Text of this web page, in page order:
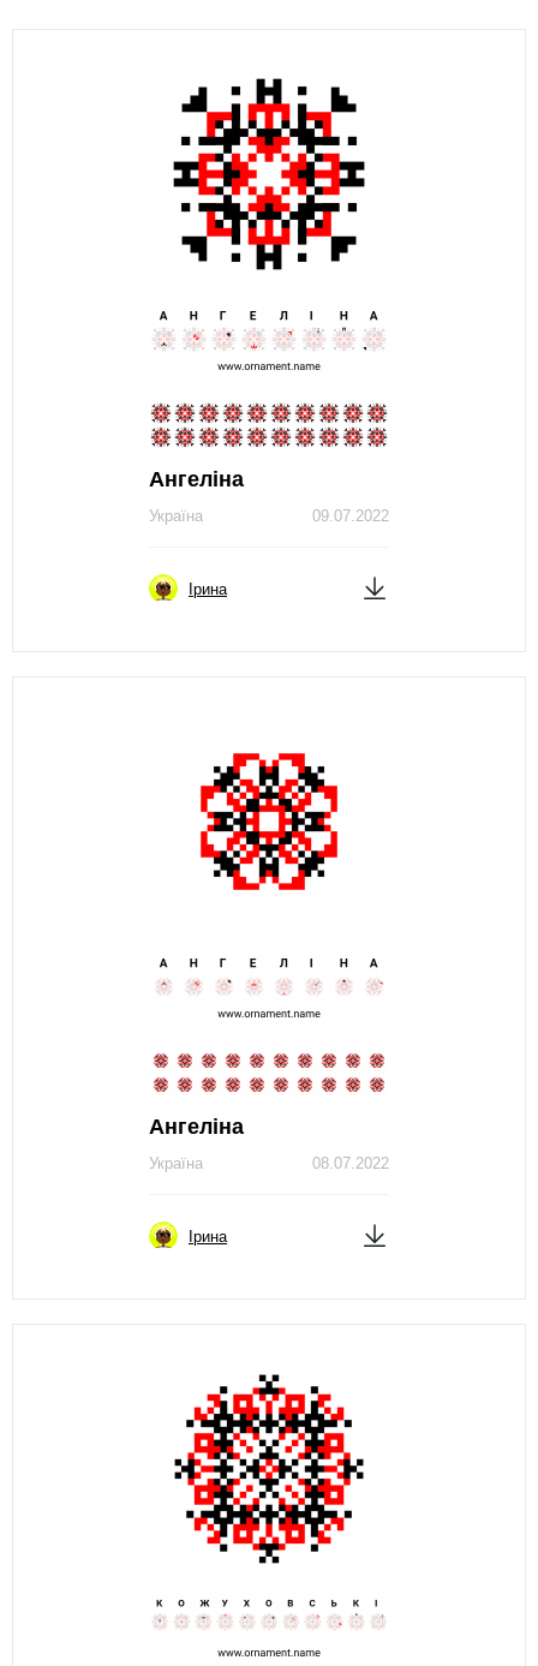
Ангеліна
09.07.2022
Україна
Ірина
Ангеліна
08.07.2022
Україна
Ірина